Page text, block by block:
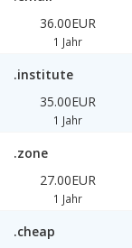
36.00EUR
1 Jahr
.institute
35.00EUR
1 Jahr
.zone
27.00EUR
1 Jahr
.cheap